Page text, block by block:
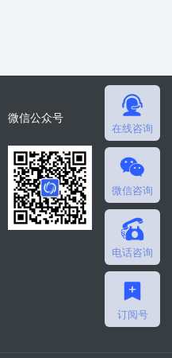
在线咨询
微信咨询
电话咨询
订阅号
微信公众号